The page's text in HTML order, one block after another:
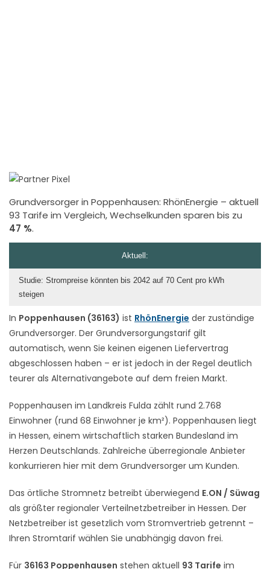
Grundversorger in Poppenhausen: RhönEnergie – aktuell
93 Tarife im Vergleich, Wechselkunden sparen bis zu
47 %.
In Poppenhausen (36163) ist RhönEnergie der zuständige
Grundversorger. Der Grundversorgungstarif gilt
automatisch, wenn Sie keinen eigenen Liefervertrag
abgeschlossen haben – er ist jedoch in der Regel deutlich
teurer als Alternativangebote auf dem freien Markt.
Poppenhausen im Landkreis Fulda zählt rund 2.768
Einwohner (rund 68 Einwohner je km²). Poppenhausen liegt
in Hessen, einem wirtschaftlich starken Bundesland im
Herzen Deutschlands. Zahlreiche überregionale Anbieter
konkurrieren hier mit dem Grundversorger um Kunden.
Das örtliche Stromnetz betreibt überwiegend E.ON / Süwag
als größter regionaler Verteilnetzbetreiber in Hessen. Der
Netzbetreiber ist gesetzlich vom Stromvertrieb getrennt –
Ihren Stromtarif wählen Sie unabhängig davon frei.
Für 36163 Poppenhausen stehen aktuell 93 Tarife im
Aktuell:
Studie: Strompreise könnten bis 2042 auf 70 Cent pro kWh
steigen